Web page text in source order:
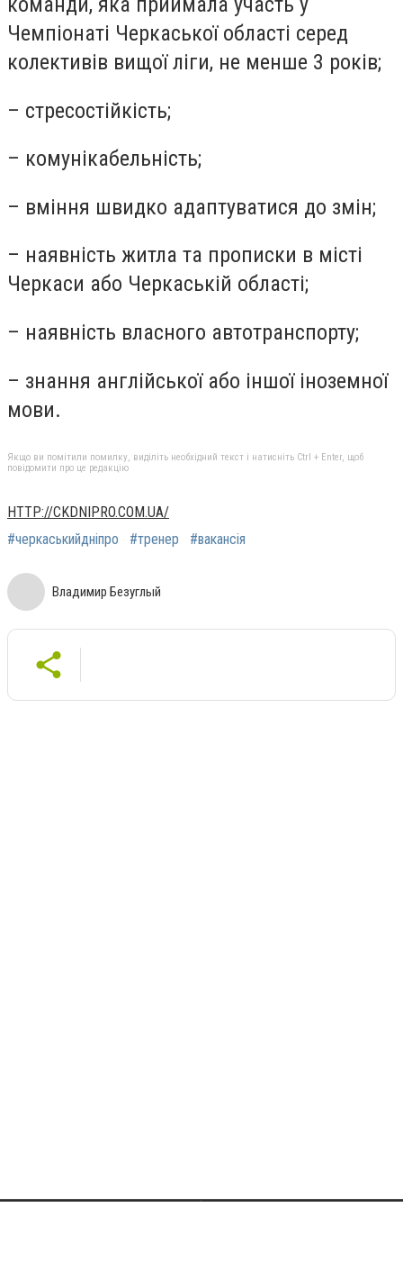
Чемпіонаті Черкаської області серед
колективів вищої ліги, не менше 3 років;
– стресостійкість;
– комунікабельність;
– вміння швидко адаптуватися до змін;
– наявність житла та прописки в місті
Черкаси або Черкаській області;
– наявність власного автотранспорту;
– знання англійської або іншої іноземної
мови.
Якщо ви помітили помилку, виділіть необхідний текст і натисніть Ctrl + Enter, щоб
повідомити про це редакцію
HTTP://CKDNIPRO.COM.UA/
#черкаськийдніпро
#тренер #вакансія
Владимир Безуглый